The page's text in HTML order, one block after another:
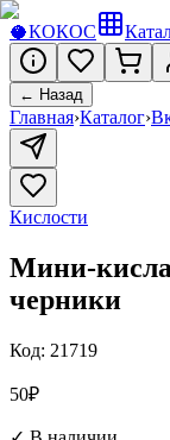
🥥КОКОС
← Назад
Главная›Каталог›
Кислости
Мини-
черники
Код: 21719
50₽